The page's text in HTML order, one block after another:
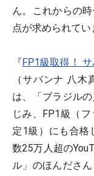
ん。これからの
点が求められてい
『FP1級取得！
（サバンナ 八
は、「ブラジル
じみ、FP1級（
定1級）にも合格
数25万人超の
ル」のほんださ